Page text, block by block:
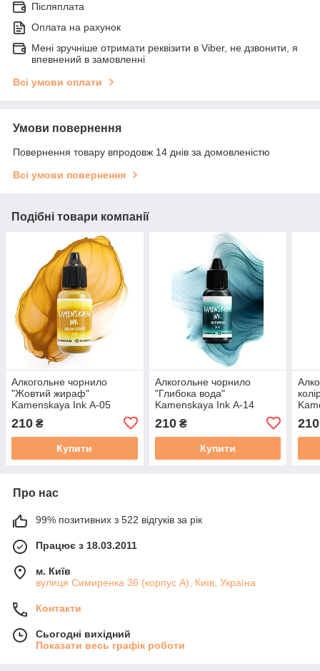
Післяплата
Оплата на рахунок
Мені зручніше отримати реквізити в Viber, не дзвонити, я
впевнений в замовленні
Всі умови оплати
Умови повернення
Повернення товару впродовж 14 днів за домовленістю
Всі умови повернення
Подібні товари компанії
Алкогольне чорнило
"Жовтий жираф"
Kamenskaya Ink А-05
професійні художні
210 ₴
Купити
Алкогольне чорнило
"Глибока вода"
Kamenskaya Ink А-14
професійні художні
210₴
Купити
210
Про нас
99% позитивних з 522 відгуків за рік
Працює з 18.03.2011
м. Київ
вулиця Симиренка 36 (корпус А), Київ, Україна
Контакти
Сьогодні вихідний
Показати весь графік роботи